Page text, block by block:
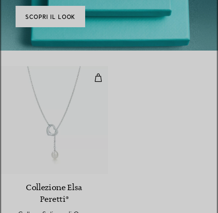
SCOPRI IL LOOK
Collana Saliscendi Open Heart
Collezione Elsa
Peretti®